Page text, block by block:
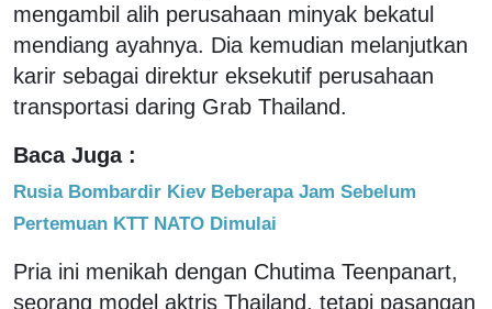
mengambil alih perusahaan minyak bekatul
mendiang ayahnya. Dia kemudian melanjutkan
karir sebagai direktur eksekutif perusahaan
transportasi daring Grab Thailand.
Baca Juga :
Rusia Bombardir Kiev Beberapa Jam Sebelum
Pertemuan KTT NATO Dimulai
Pria ini menikah dengan Chutima Teenpanart,
seorang model aktris Thailand, tetapi pasangan